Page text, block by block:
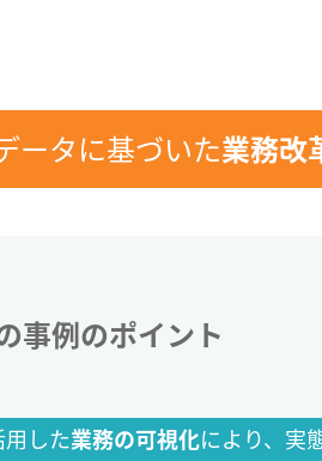
ータに基づいた業務改
事例のポイント
した業務の可視化により、実